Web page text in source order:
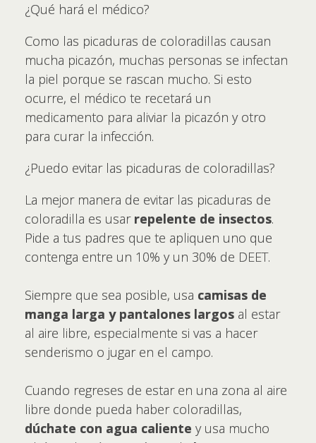
¿Qué hará el médico?
Como las picaduras de coloradillas causan
mucha picazón, muchas personas se infectan
la piel porque se rascan mucho. Si esto
ocurre, el médico te recetará un
medicamento para aliviar la picazón y otro
para curar la infección.
¿Puedo evitar las picaduras de coloradillas?
La mejor manera de evitar las picaduras de
coloradilla es usar repelente de insectos.
Pide a tus padres que te apliquen uno que
contenga entre un 10% y un 30% de DEET.
Siempre que sea posible, usa camisas de
manga larga y pantalones largos al estar
al aire libre, especialmente si vas a hacer
senderismo o jugar en el campo.
Cuando regreses de estar en una zona al aire
libre donde pueda haber coloradillas,
dúchate con agua caliente y usa mucho